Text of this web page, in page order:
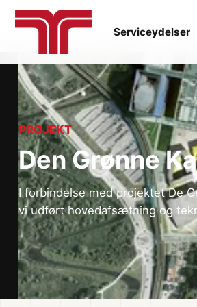
Serviceydelser
PROJEKT
Den Grønne
I forbindelse med projektet De
vi udført hovedafsætning og